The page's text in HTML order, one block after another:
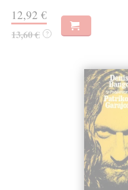
12,92 €
13,60 € ?